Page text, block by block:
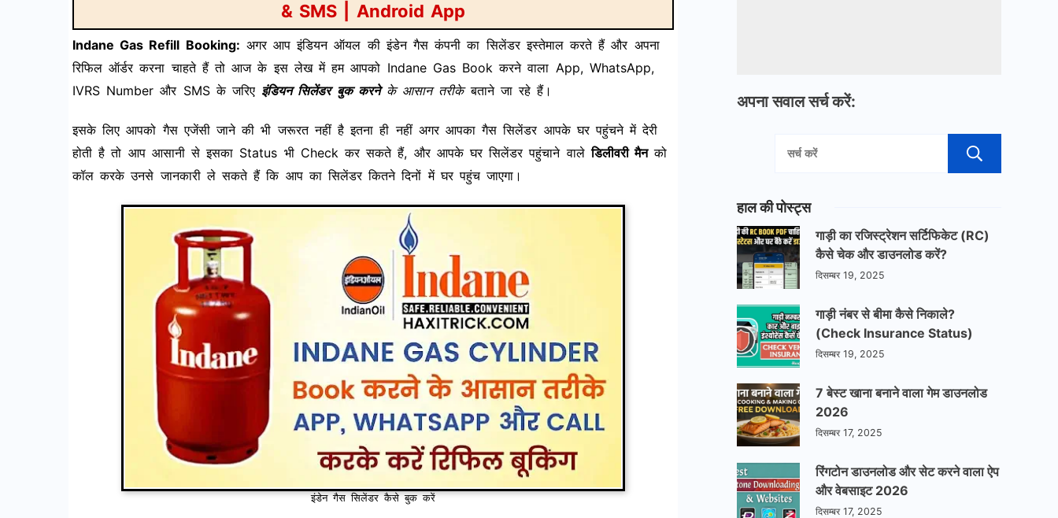
में
& SMS | Android App
Indane Gas Refill Booking: अगर आप इंडियन ऑयल की इंडेन गैस कंपनी का सिलेंडर इस्तेमाल करते हैं और अपना
रिफिल ऑर्डर करना चाहते हैं तो आज के इस लेख में हम आपको Indane Gas Book करने वाला App, WhatsApp,
IVRS Number और SMS के जरिए इंडियन सिलेंडर बुक करनेके आसान तरीकेबताने जा रहे हैं।
इसके लिए आपको गैस एजेंसी जाने की भी जरूरत नहीं है इतना ही नहीं अगर आपका गैस सिलेंडर आपके घर पहुंचने में देरी
होती है तो आप आसानी से इसका Status भी Check कर सकते हैं, और आपके घर सिलेंडर पहुंचाने वालेडिलीवरी मैनको
कॉल करके उनसे जानकारी ले सकते हैं कि आप का सिलेंडर कितने दिनों में घर पहुंच जाएगा।
इंडेन गैस सिलेंडर कैसे बुक करें
अपना सवाल सर्च करें:
हाल की पोस्ट्स
गाड़ी का रजिस्ट्रेशन सर्टिफिकेट (RC)
कैसे चेक और डाउनलोड करें?
दिसम्बर 19, 2025
गाड़ी नंबर से बीमा कैसे निकाले?
(Check Insurance Status)
दिसम्बर 19, 2025
7 बेस्ट खाना बनाने वाला गेम डाउनलोड
2026
दिसम्बर 17, 2025
रिंगटोन डाउनलोड और सेट करने वाला ऐप
और वेबसाइट 2026
दिसम्बर 17, 2025